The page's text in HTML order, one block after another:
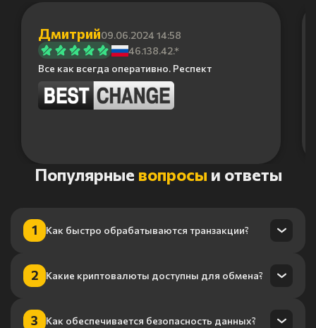
Дмитрий09.06.2024 14:58
46.138.42.*
Все как всегда оперативно. Респект
Популярные вопросы и ответы
1 Как быстро обрабатываются транзакции?
Транзакции обрабатываются в течение нескольких минут
благодаря нашему высокопроизводительному
2 Какие криптовалюты доступны для обмена?
Мы поддерживаем более 100 криптовалют, включая
3 Как обеспечивается безопасность данных?